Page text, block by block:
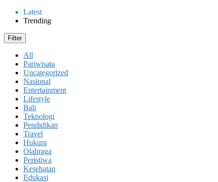
Latest
Trending
Filter
All
Pariwisata
Uncategorized
Nasional
Entertainment
Lifestyle
Bali
Teknologi
Pendidikan
Travel
Hukum
Olahraga
Peristiwa
Kesehatan
Edukasi